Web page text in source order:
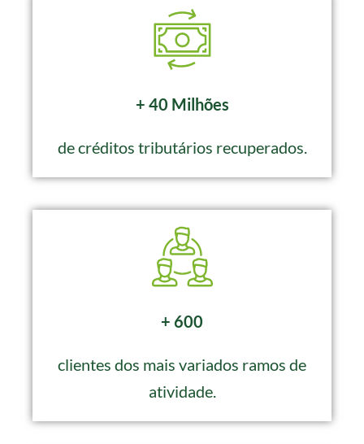
+ 40 Milhões
de créditos tributários recuperados.
+ 600
clientes dos mais variados ramos de
atividade.